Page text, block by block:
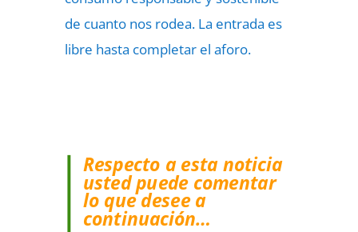
de cuanto nos rodea. La entrada es
libre hasta completar el aforo.
Respecto a esta noticia
usted puede comentar
lo que desee a
continuación…